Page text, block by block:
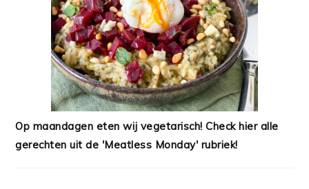
Op maandagen eten wij vegetarisch! Check hier alle
gerechten uit de 'Meatless Monday' rubriek!